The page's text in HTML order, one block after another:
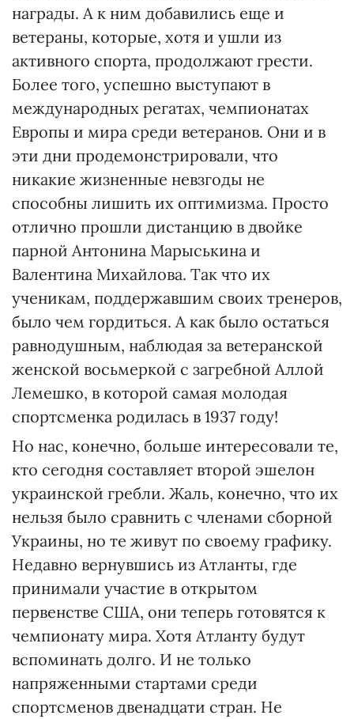
награды. А к ним добавились еще и
ветераны, которые, хотя и ушли из
активного спорта, продолжают грести.
Более того, успешно выступают в
международных регатах, чемпионатах
Европы и мира среди ветеранов. Они и в
эти дни продемонстрировали, что
никакие жизненные невзгоды не
способны лишить их оптимизма. Просто
отлично прошли дистанцию в двойке
парной Антонина Марыськина и
Валентина Михайлова. Так что их
ученикам, поддержавшим своих тренеров,
было чем гордиться. А как было остаться
равнодушным, наблюдая за ветеранской
женской восьмеркой с загребной Аллой
Лемешко, в которой самая молодая
спортсменка родилась в 1937 году!
Но нас, конечно, больше интересовали те,
кто сегодня составляет второй эшелон
украинской гребли. Жаль, конечно, что их
нельзя было сравнить с членами сборной
Украины, но те живут по своему графику.
Недавно вернувшись из Атланты, где
принимали участие в открытом
первенстве США, они теперь готовятся к
чемпионату мира. Хотя Атланту будут
вспоминать долго. И не только
напряженными стартами среди
спортсменов двенадцати стран. Не